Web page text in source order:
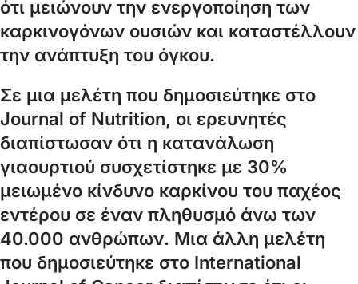
ότι μειώνουν την ενεργοποίηση των
καρκινογόνων ουσιών και καταστέλλουν
την ανάπτυξη του όγκου.
Σε μια μελέτη που δημοσιεύτηκε στο
Journal of Nutrition, οι ερευνητές
διαπίστωσαν ότι η κατανάλωση
γιαουρτιού συσχετίστηκε με 30%
μειωμένο κίνδυνο καρκίνου του παχέος
εντέρου σε έναν πληθυσμό άνω των
40.000 ανθρώπων. Μια άλλη μελέτη
που δημοσιεύτηκε στο International